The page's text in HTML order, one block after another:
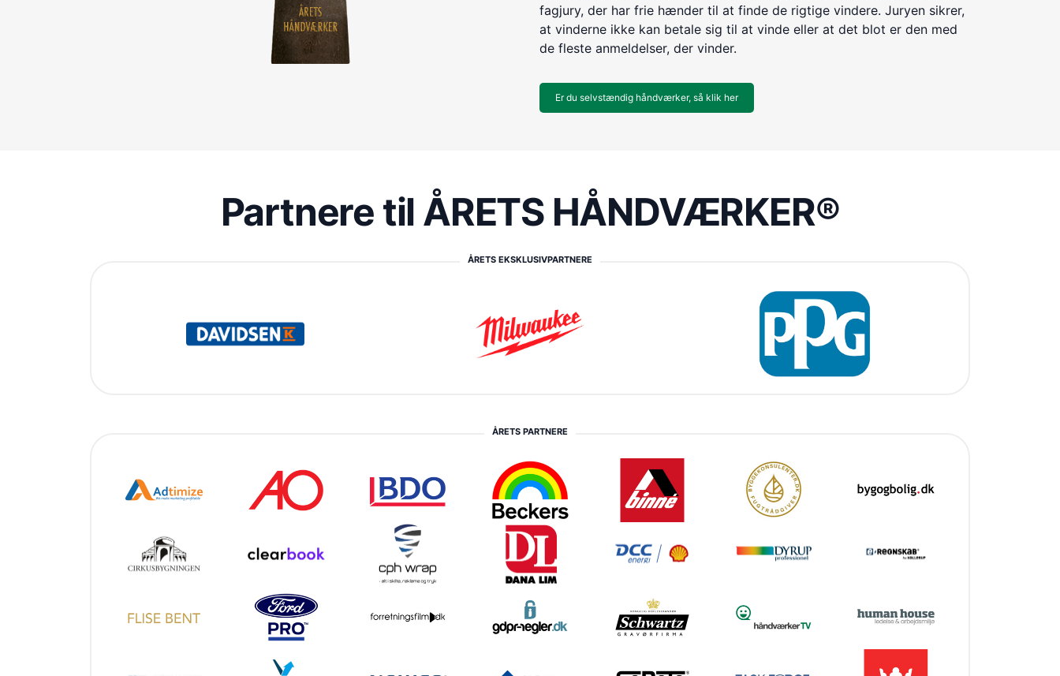
fagjury, der har frie hænder til at finde de rigtige vindere. Juryen sikrer,
at vinderne ikke kan betale sig til at vinde eller at det blot er den med
de fleste anmeldelser, der vinder.
Er du selvstændig håndværker, så klik her
Partnere til ÅRETS HÅNDVÆRKER®
ÅRETS EKSKLUSIVPARTNERE
ÅRETS PARTNERE